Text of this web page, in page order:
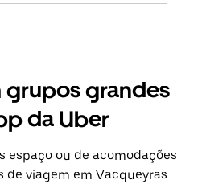
grandes
da Uber
espaço ou de acomodações
de viagem em Vacqueyras